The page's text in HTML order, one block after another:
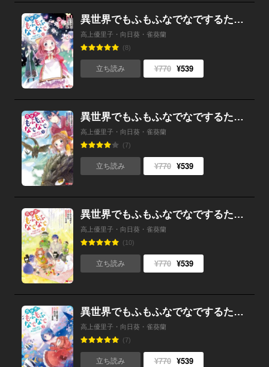
異世界でもふもふなでなでするためにがんばってます。（コミック） ： 10
高上優里子・向日葵・雀葵蘭
(8)
立ち読み ¥770 ¥539
異世界でもふもふなでなでするためにがんばってます。（コミック） ： 9
高上優里子・向日葵・雀葵蘭
(7)
立ち読み ¥770 ¥539
異世界でもふもふなでなでするためにがんばってます。（コミック） ： 8
高上優里子・向日葵・雀葵蘭
(10)
立ち読み ¥770 ¥539
異世界でもふもふなでなでするためにがんばってます。（コミック） ： 7
高上優里子・向日葵・雀葵蘭
(7)
立ち読み ¥770 ¥539